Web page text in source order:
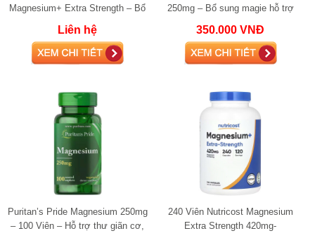
Magnesium+ Extra Strength – Bổ
hỗ trợ giấc n
Liên hệ
250mg – Bổ sung magie hỗ trợ
350.000 VNĐ
Puritan’s Pride Magnesium 250mg
– 100 Viên – Hỗ trợ thư giãn cơ,
240 Viên Nutricost Magnesium
Extra Strength 420mg-